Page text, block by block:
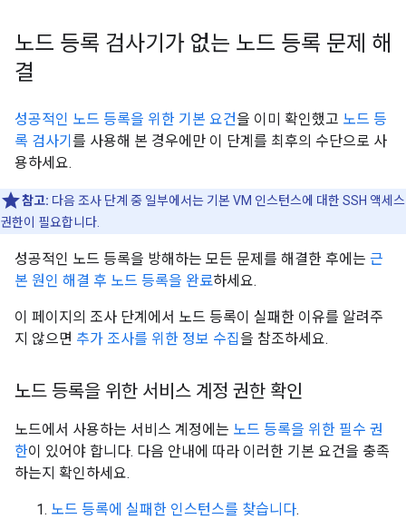
노드 등록 검사기가 없는 노드 등록 문제 해
결
성공적인 노드 등록을 위한 기본 요건을 이미 확인했고 노드 등
록 검사기 를 사용해 본 경우에만 이 단계를 최후의 수단으로 사
용하세요.
참고: 다음 조사 단계 중 일부에서는 기본 VM 인스턴스에 대한 SSH 액세스
권한이 필요합니다.
성공적인 노드 등록을 방해하는 모든 문제를 해결한 후에는 근
본 원인 해결 후 노드 등록을 완료하세요.
이 페이지의 조사 단계에서 노드 등록이 실패한 이유를 알려주
지 않으면 추가 조사를 위한 정보 수집 을 참조하세요.
노드 등록을 위한 서비스 계정 권한 확인
노드에서 사용하는 서비스 계정에는 노드 등록을 위한 필수 권
한이 있어야 합니다. 다음 안내에 따라 이러한 기본 요건을 충족
하는지 확인하세요.
노드 등록에 실패한 인스턴스를 찾습니다.